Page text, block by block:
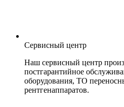
Сервисный центр
Наш сервисный центр
постгарантийное
оборудования, ТО
рентгенаппаратов.